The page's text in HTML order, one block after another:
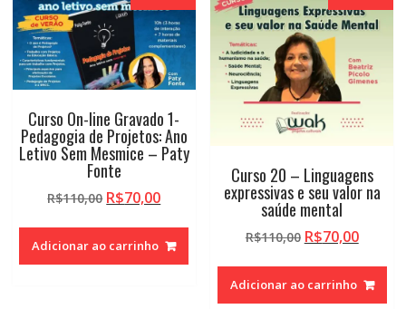
Curso On-line Gravado 1-
Pedagogia de Projetos: Ano
Letivo Sem Mesmice – Paty
Fonte
R$110,00 O
original
era:
R$70,00O
atual
é:
Adicionar ao carrinho
Curso 20 – Linguagens
expressivas e seu valor na
saúde mental
R$110,00 O
original
era:
R$70,00O
atual
é:
Adicionar ao carrinho